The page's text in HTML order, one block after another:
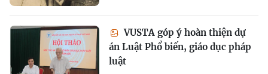
VUSTA góp ý hoàn thiện dự
án Luật Phổ biến, giáo dục pháp
luật